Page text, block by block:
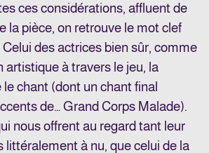
ces considérations, affluent de
la pièce, on retrouve le mot clef
des actrices bien sûr, comme
artistique à travers le jeu, la
chant (dont un chant final
de… Grand Corps Malade).
nous offrent au regard tant leur
littéralement à nu, que celui de la